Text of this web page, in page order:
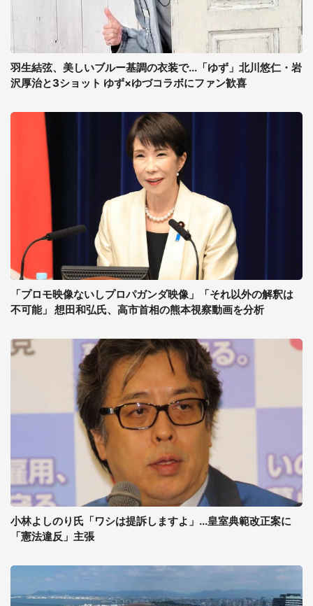
羽生結弦、美しいブルー基調の衣装で...「ゆず」北川悠仁・岩
沢厚治と3ショット ゆず×ゆづコラボにファン歓喜
「プロモ映像ないしプロパガンダ映像」「それ以外の解釈は
不可能」 想田和弘氏、高市首相の熊本視察動画を分析
小林よしのり氏「ワシは提訴しますよ」...皇室典範改正案に
「憲法違反」主張